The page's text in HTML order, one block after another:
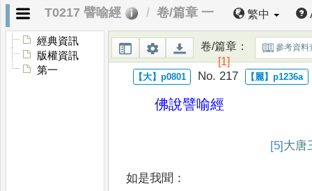
T0217 譬喻經 卷/篇章 一 繁中
經典資訊
版權資訊
第一
卷/篇章：
[1]
參考資料
No. 217
佛說譬喻經
[5] 大唐
如是我聞 ：